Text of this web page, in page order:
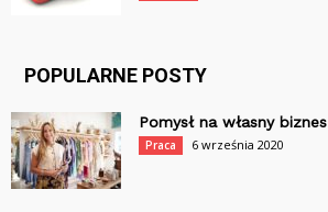
POPULARNE POSTY
Pomysł na własny biznes
Praca 6 września 2020